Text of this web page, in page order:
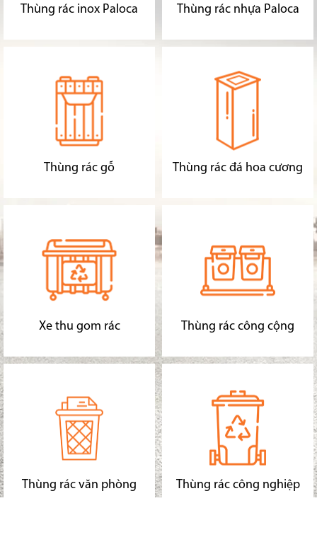
Thùng rác inox Paloca Thùng rác nhựa Paloca
Thùng rác gỗ Thùng rác đá hoa cương
Xe thu gom rác Thùng rác công cộng
Thùng rác văn phòng Thùng rác công nghiệp